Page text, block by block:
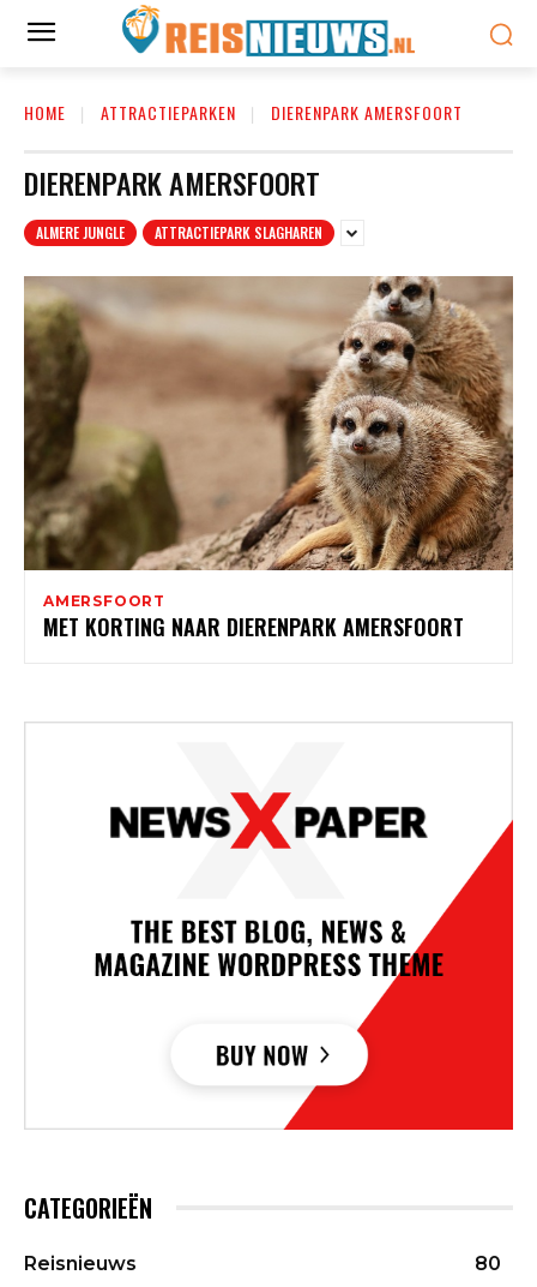
HOME ATTRACTIEPARKEN DIERENPARK AMERSFOORT
DIERENPARK AMERSFOORT
ALMERE JUNGLE ATTRACTIEPARK SLAGHAREN
AMERSFOORT
MET KORTING NAAR DIERENPARK AMERSFOORT
CATEGORIEËN
Reisnieuws
80